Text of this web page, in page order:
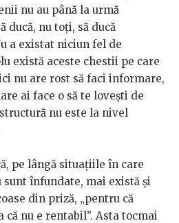
nu au până la urmă
ducă, nu toți, să ducă
a existat niciun fel de
există aceste chestii pe care
nu are rost să faci informare,
ai face o să te lovești de
nu este la nivel
pe lângă situațiile în care
sunt înfundate, mai există și
din priză, „pentru că
nu e rentabil”. Asta tocmai